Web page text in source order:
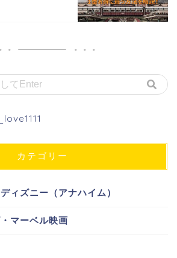
カテゴリー
ィズニー（アナハイム）
マーベル映画